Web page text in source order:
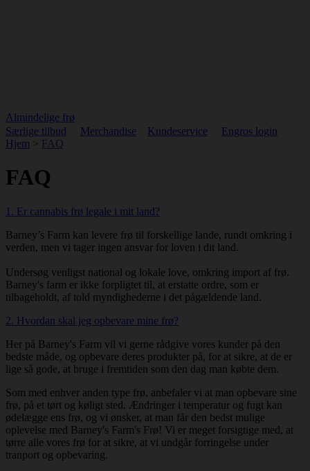
Almindelige frø
Særlige tilbud
Merchandise Kundeservice
Engros login
Hjem > FAQ
FAQ
1. Er cannabis frø legale i mit land?
Barney’s Farm kan levere frø til forskellige lande, rundt omkring i
verden, men vi tager ingen ansvar for loven i dit land.
Undersøg venligst national og lokale love, omkring import af frø.
Barney's farm er ikke forpligtet til, at erstatte ordre, som er
tilbageholdt, af told myndighederne i det pågældende land.
2. Hvordan skal jeg opbevare mine frø?
Her på Barney's Farm vil vi gerne rådgive vores kunder på den
bedste måde, og opbevare deres produkter på, for at sikre, at de er
lige så gode, at bruge i fremtiden som den dag man købte dem.
Som med enhver anden type frø, anbefaler vi at man opbevare sine
frø, på et tørt og køligt sted. Ændringer i temperatur og fugt kan
ødelægge ens frø, og vi ønsker, at man får den bedst mulige
oplevelse med Barney's Farm's Frø! Vi er meget forsigtige med, at
tørre alle vores frø for at sikre, at vi undgår forringelse under
tranport og opbevaring.